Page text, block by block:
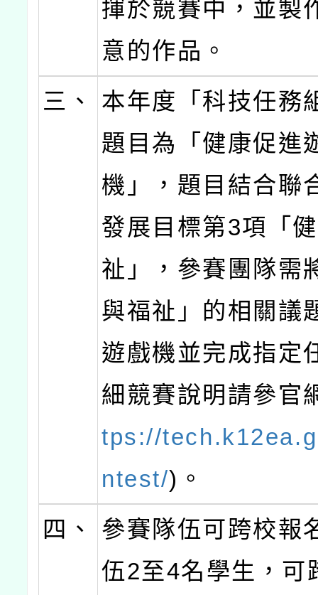
揮於競賽中，並製
意的作品。
三、
本年度「科技任務
題目為「健康促進
機」，題目結合聯
發展目標第3項「
祉」，參賽團隊需
與福祉」的相關議
遊戲機並完成指定
細競賽說明請參官
tps://
ntest/)。
四、
參賽隊伍可跨校報
伍2至4名學生，可